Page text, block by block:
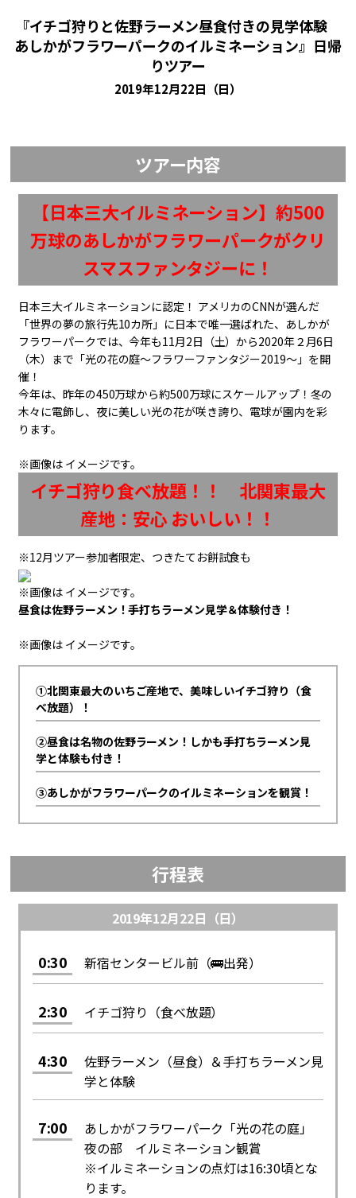
『イチゴ狩りと佐野ラーメン昼食付きの見学体験
あしかがフラワーパークのイルミネーション』日帰
りツアー
2019年12月22日（日）
ツアー内容
【日本三大イルミネーション】約500
万球のあしかがフラワーパークがクリ
スマスファンタジーに！
日本三大イルミネーションに認定！ アメリカのCNNが選んだ
「世界の夢の旅行先10カ所」に日本で唯一選ばれた、あしかが
フラワーパークでは、今年も11月2日（土）から2020年２月6日
（木）まで「光の花の庭～フラワーファンタジー2019～」を開
催！
今年は、昨年の450万球から約500万球にスケールアップ！冬の
木々に電飾し、夜に美しい光の花が咲き誇り、電球が園内を彩
ります。
※画像は イメージです。
イチゴ狩り食べ放題！！ 北関東最大
産地：安心 おいしい！！
※12月ツアー参加者限定、つきたてお餅試食も
※画像は イメージです。
昼食は佐野ラーメン！手打ちラーメン見学＆体験付き！
※画像は イメージです。
①北関東最大のいちご産地で、美味しいイチゴ狩り（食
べ放題）！
②昼食は名物の佐野ラーメン！しかも手打ちラーメン見
学と体験も付き！
③あしかがフラワーパークのイルミネーションを観賞！
行程表
2019年12月22日（日）
0:30 新宿センタービル前（🚌出発）
2:30 イチゴ狩り（食べ放題）
4:30
佐野ラーメン（昼食）＆手打ちラーメン見
学と体験
7:00
あしかがフラワーパーク「光の花の庭」
夜の部 イルミネーション観賞
※イルミネーションの点灯は16:30頃とな
ります。